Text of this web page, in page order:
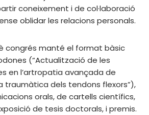
coneixement i de col·laboració
oblidar les relacions personals.
congrés manté el format bàsic
(“Actualització de les
en l’artropatia avançada de
traumàtica dels tendons flexors”),
orals, de cartells científics,
de tesis doctorals, i premis.